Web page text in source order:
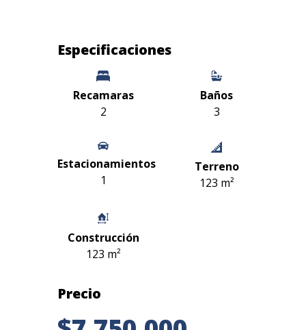
Especificaciones
Recamaras
2
Baños
3
Estacionamientos
1
Terreno
123 m²
Construcción
123 m²
Precio